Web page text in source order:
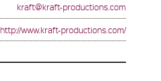
kraft@kraft-productions.com
http://www.kraft-productions.com/